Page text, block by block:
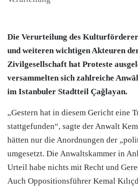
Die Verurteilung des
und weiteren wichtigen Akteuren
Zivilgesellschaft hat Proteste
versammelten sich zahlreiche
im Istanbuler Stadtteil Çağlayan.
„Gestern hat in diesem Gericht eine
stattgefunden“, sagte der Anwalt
hätten nur die Anordnungen der
umgesetzt. Die Anwaltskammer in
Urteil habe nichts mit Recht und
Auch Oppositionsführer Kemal